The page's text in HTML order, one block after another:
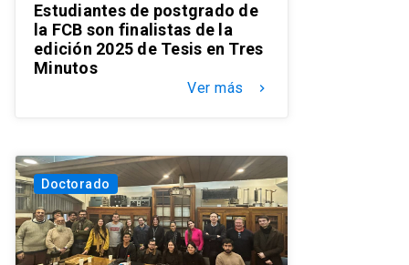
Estudiantes de postgrado de
la FCB son finalistas de la
edición 2025 de Tesis en Tres
Minutos
Ver más keyboard_arrow_right
Doctorado